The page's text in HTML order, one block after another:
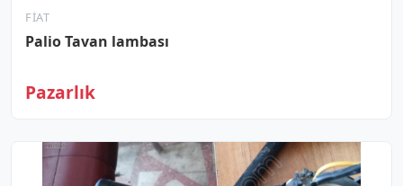
FIAT
Palio Tavan lambası
Pazarlık